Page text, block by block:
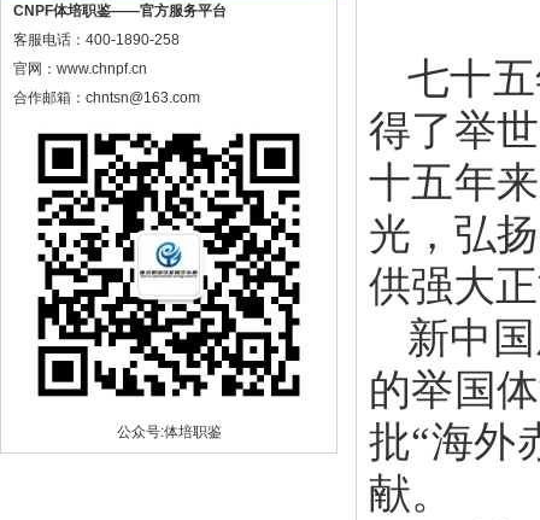
CNPF体培职鉴——官方服务平台
客服电话：400-1890-258
官网：www.chnpf.cn
合作邮箱：chntsn@163.com
公众号:体培职鉴
七十
得了举
十五年
光，弘
供强大
新中
的举国
批“海外
献。